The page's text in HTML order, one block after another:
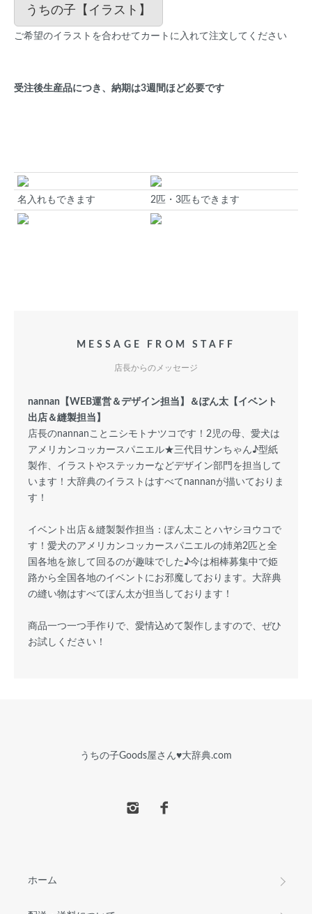
うちの子【イラスト】
ご希望のイラストを合わせてカートに入れて注文してください
受注後生産品につき、納期は3週間ほど必要です
名入れもできます 2匹・3匹もできます
MESSAGE FROM STAFF
店長からのメッセージ
nannan【WEB運営＆デザイン担当】＆ぽん太【イベント
出店＆縫製担当】
店長のnannanことニシモトナツコです！2児の母、愛犬は
アメリカンコッカースパニエル★三代目サンちゃん♪型紙
製作、イラストやステッカーなどデザイン部門を担当して
います！大辞典のイラストはすべてnannanが描いておりま
す！
イベント出店＆縫製製作担当：ぽん太ことハヤシヨウコで
す！愛犬のアメリカンコッカースパニエルの姉弟2匹と全
国各地を旅して回るのが趣味でした♪今は相棒募集中で姫
路から全国各地のイベントにお邪魔しております。大辞典
の縫い物はすべてぽん太が担当しております！
商品一つ一つ手作りで、愛情込めて製作しますので、ぜひ
お試しください！
うちの子Goods屋さん♥︎大辞典.com
ホーム